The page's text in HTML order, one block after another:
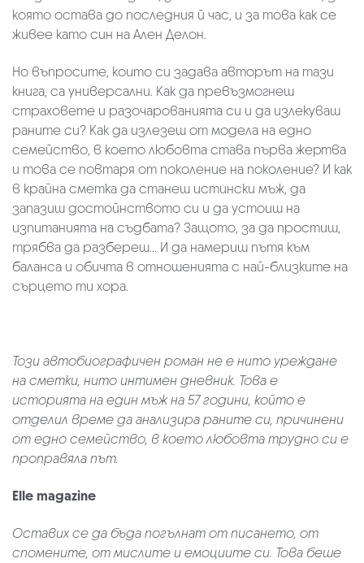
която остава до последния й час, и за това как се
живее като син на Ален Делон.
Но въпросите, които си задава авторът на тази
книга, са универсални. Как да превъзмогнеш
страховете и разочарованията си и да излекуваш
раните си? Как да излезеш от модела на едно
семейство, в което любовта става първа жертва
и това се повтаря от поколение на поколение? И как
в крайна сметка да станеш истински мъж, да
запазиш достойнството си и да устоиш на
изпитанията на съдбата? Защото, за да простиш,
трябва да разбереш... И да намериш пътя към
баланса и обичта в отношенията с най-близките на
сърцето ти хора.
Този автобиографичен роман не е нито уреждане
на сметки, нито интимен дневник. Това е
историята на един мъж на 57 години, който е
отделил време да анализира раните си, причинени
от едно семейство, в което любовта трудно си е
проправяла път.
Elle magazine
Оставих се да бъда погълнат от писането, от
спомените, от мислите и емоциите си. Това беше